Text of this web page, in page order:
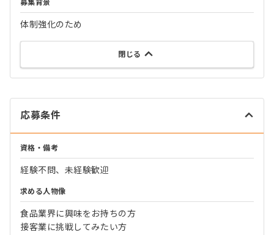
募集背景
体制強化のため
閉じる
応募条件
資格・備考
経験不問、未経験歓迎
求める人物像
食品業界に興味をお持ちの方
接客業に挑戦してみたい方